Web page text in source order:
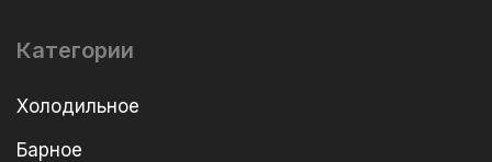
Категории
Холодильное
Барное